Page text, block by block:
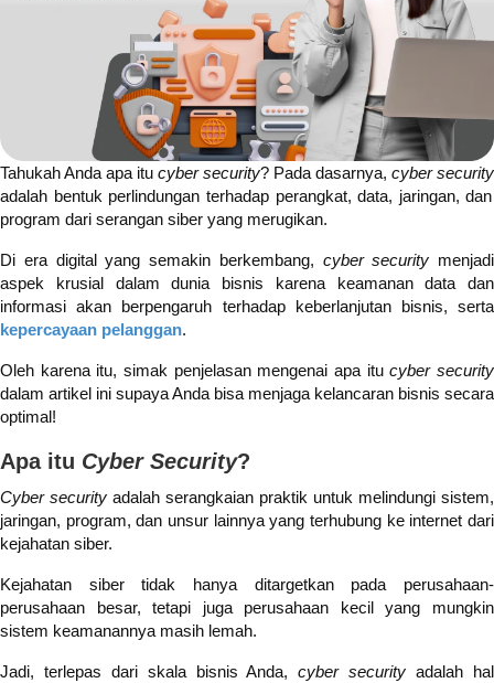
Tahukah Anda apa itu cyber security? Pada dasarnya, cyber security
adalah bentuk perlindungan terhadap perangkat, data, jaringan, dan
program dari serangan siber yang merugikan.
Di era digital yang semakin berkembang, cyber security menjadi
aspek krusial dalam dunia bisnis karena keamanan data dan
informasi akan berpengaruh terhadap keberlanjutan bisnis, serta
kepercayaan pelanggan.
Oleh karena itu, simak penjelasan mengenai apa itucyber security
dalam artikel ini supaya Anda bisa menjaga kelancaran bisnis secara
optimal!
Apa itu Cyber Security?
Cyber security adalah serangkaian praktik untuk melindungi sistem,
jaringan, program, dan unsur lainnya yang terhubung ke internet dari
kejahatan siber.
Kejahatan siber tidak hanya ditargetkan pada perusahaan-
perusahaan besar, tetapi juga perusahaan kecil yang mungkin
sistem keamanannya masih lemah.
Jadi, terlepas dari skala bisnis Anda,cyber securityadalah hal